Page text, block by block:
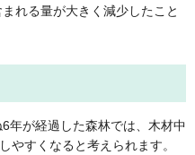
れる量が大きく減少したこと
年が経過した森林では、木材中
やすくなると考えられます。